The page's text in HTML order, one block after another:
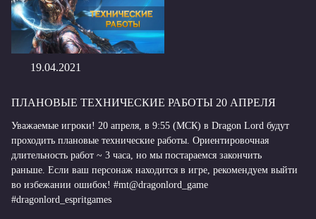
19.04.2021
ПЛАНОВЫЕ ТЕХНИЧЕСКИЕ РАБОТЫ 20 АПРЕЛЯ
Уважаемые игроки! 20 апреля, в 9:55 (МСК) в Dragon Lord будут
проходить плановые технические работы. Ориентировочная
длительность работ ~ 3 часа, но мы постараемся закончить
раньше. Если ваш персонаж находится в игре, рекомендуем выйти
во избежании ошибок! #mt@dragonlord_game
#dragonlord_espritgames